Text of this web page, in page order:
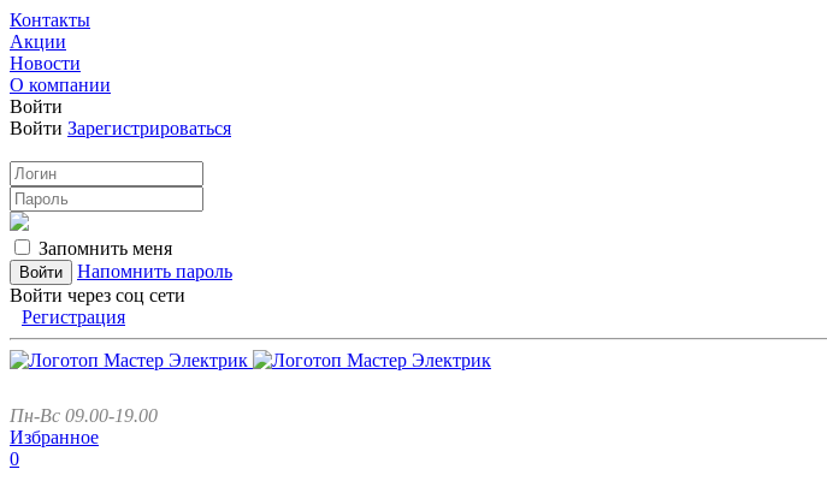
Контакты
Акции
Новости
О компании
Войти
Войти Зарегистрироваться
Запомнить меня
Напомнить пароль
Войти через соц сети
Регистрация
Пн-Вс 09.00-19.00
Избранное
0